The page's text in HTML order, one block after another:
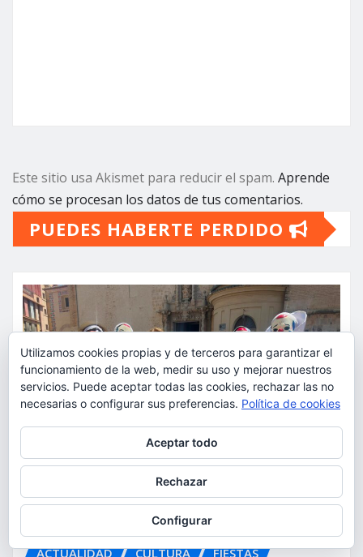
Este sitio usa Akismet para reducir el spam. Aprende
cómo se procesan los datos de tus comentarios.
PUEDES HABERTE PERDIDO
ACTUALIDAD CULTURA FIESTAS
Utilizamos cookies propias y de terceros para garantizar el
funcionamiento de la web, medir su uso y mejorar nuestros
servicios. Puede aceptar todas las cookies, rechazar las no
necesarias o configurar sus preferencias. Política de cookies
Aceptar todo
Rechazar
Configurar
Para obtener más información, incluido cómo gestionar las cookies,